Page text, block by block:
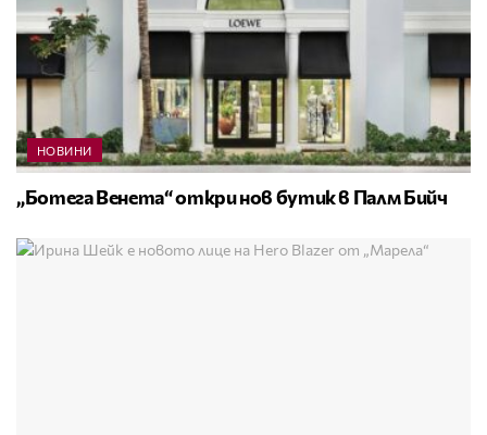
НОВИНИ
„Ботега Венета“ откри нов бутик в Палм Бийч